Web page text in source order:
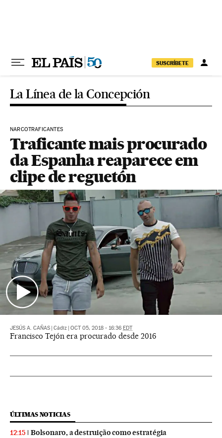
SUSCRÍBETE
La Línea de la Concepción
NARCOTRAFICANTES
Traficante mais procurado
da Espanha reaparece em
clipe de reguetón
JESÚS A. CAÑAS Cádiz OCT 05, 2018 - 16:36 EDT
Francisco Tejón era procurado desde 2016
ÚLTIMAS NOTICIAS
12:15 Bolsonaro, a destruição como estratégia